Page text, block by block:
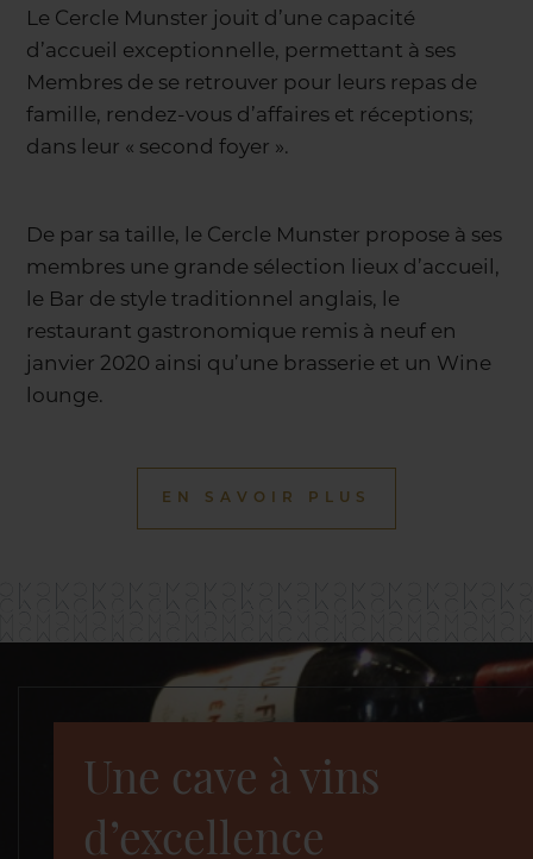
Le Cercle Munster jouit d’une capacité
d’accueil exceptionnelle, permettant à ses
Membres de se retrouver pour leurs repas de
famille, rendez-vous d’affaires et réceptions;
dans leur « second foyer ».
De par sa taille, le Cercle Munster propose à ses
membres une grande sélection lieux d’accueil,
le Bar de style traditionnel anglais, le
restaurant gastronomique remis à neuf en
janvier 2020 ainsi qu’une brasserie et un Wine
lounge.
EN SAVOIR PLUS
Une cave à vins
d’excellence